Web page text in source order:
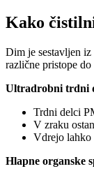
Kako
Dim je sestavljen
različne pristope
Ultradrobni trdni
Trdni delci
V zraku
Vdrejo
Hlapne organske